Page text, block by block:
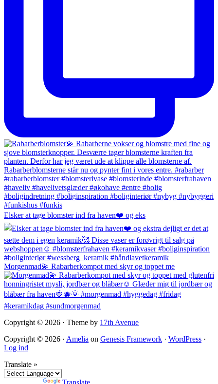
Elsker at tage blomster ind fra haven❤️ og eks
Morgenmad💫 Rabarberkompot med skyr og toppet me
Copyright © 2026 · Theme by 17th Avenue
Copyright © 2026 · Amelia on Genesis Framework · WordPress ·
Log ind
Translate »
Translate